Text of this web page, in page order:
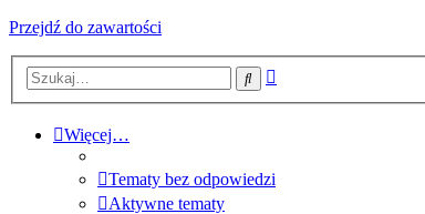
Przejdź do zawartości
Szukaj
Więcej…
Tematy bez odpowiedzi
Aktywne tematy